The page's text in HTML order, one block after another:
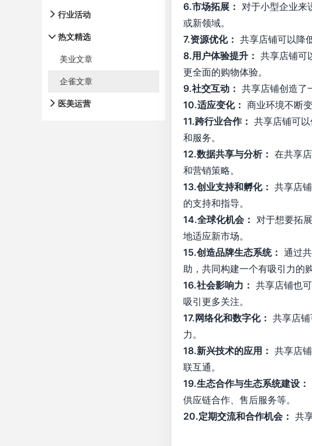
行业活动
热文精选
美业文章
企雀文章
医美运营
6.市场拓展： 对于小型企业来
或新领域。
7.资源优化： 共享店铺可以降
8.用户体验提升： 共享店铺可
更全面的购物体验。
9.社交互动： 共享店铺创造了
10.适应变化： 商业环境不断
11.跨行业合作： 共享店铺可
和服务。
12.数据共享与分析： 在共享
和营销策略。
13.创业支持和孵化： 共享店
的支持和指导。
14.全球化机会： 对于想要拓
地适应新市场。
15.创造品牌生态系统： 通过
助，共同构建一个有吸引力的
16.社会影响力： 共享店铺也
吸引更多关注。
17.网络化和数字化： 共享店
力。
18.新兴技术的应用： 共享店
联互通。
19.生态合作与生态系统建设：
供应链合作、售后服务等。
20.定期交流和合作机会： 共